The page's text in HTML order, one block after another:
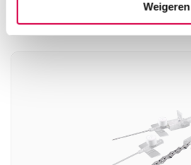
Weigeren